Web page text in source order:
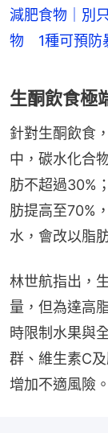
減肥食物｜別
物 1種可預防
生酮飲食
針對生酮飲食
中，碳水化合
肪不超過30%
肪提高至70%
水，會改以脂
林世航指出，
量，但為達高
時限制水果與
群、維生素C
增加不適風險。